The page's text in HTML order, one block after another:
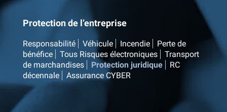
Protection de l’entreprise
Responsabilité Véhicule Incendie
Perte de
bénéfice
Tous Risques électroniques
Transport
de marchandises
Protection juridique
RC
décennale
Assurance CYBER